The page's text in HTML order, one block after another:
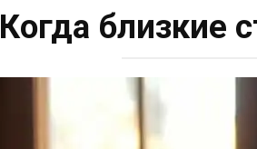
Когда близкие